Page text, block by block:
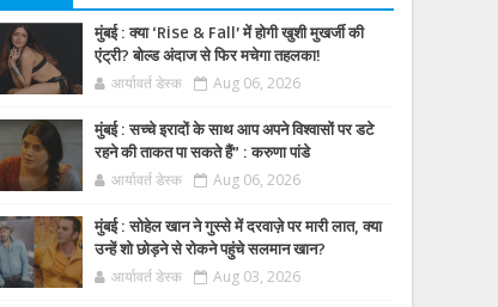
मुंबई : क्या ‘Rise & Fall’ में होगी खुशी मुखर्जी की
एंट्री? बोल्ड अंदाज से फिर मचेगा तहलका!
आर्यावर्त डेस्क Aug 06, 2026
मुंबई : सच्चे इरादों के साथ आप अपने विश्वासों पर डटे
रहने की ताकत पा सकते हैं” : करुणा पांडे
आर्यावर्त डेस्क Aug 06, 2026
मुंबई : सोहेल खान ने गुस्से में दरवाज़े पर मारी लात, क्या
उन्हें शो छोड़ने से रोकने पहुंचे सलमान खान?
आर्यावर्त डेस्क Aug 03, 2026